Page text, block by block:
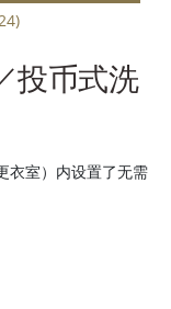
投币式洗
衣室）内设置了无需